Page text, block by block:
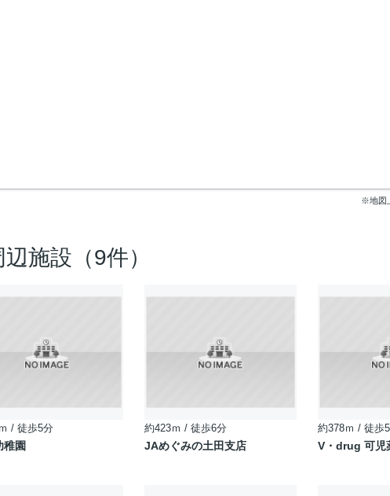
※地図
辺施設（9件）
/ 徒歩5分
稚園
約423ｍ / 徒歩6分
JAめぐみの土田支店
約378ｍ / 徒歩
V・drug 可児